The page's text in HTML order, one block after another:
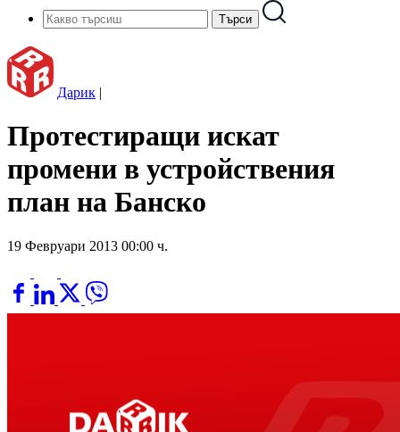
Дарик |
Протестиращи искат
промени в устройствения
план на Банско
19 Февруари 2013 00:00 ч.